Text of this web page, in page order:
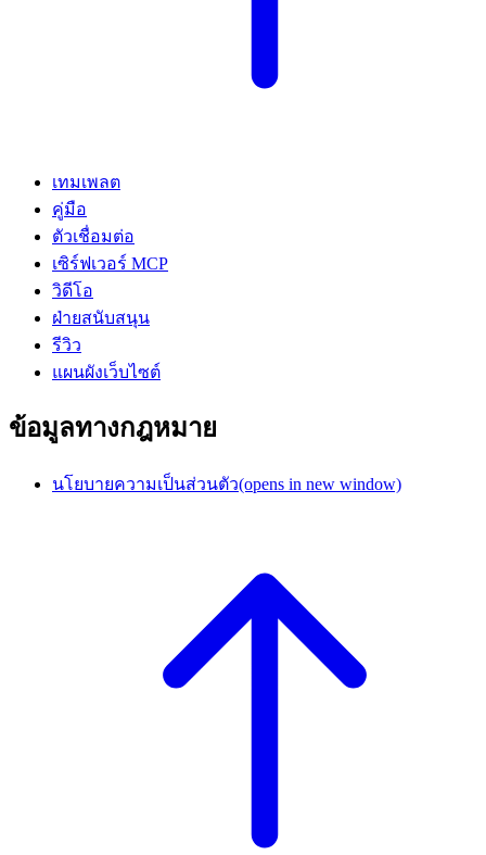
เทมเพลต
คู่มือ
ตัวเชื่อมต่อ
เซิร์ฟเวอร์ MCP
วิดีโอ
ฝ่ายสนับสนุน
รีวิว
แผนผังเว็บไซต์
ข้อมูลทางกฎหมาย
นโยบายความเป็นส่วนตัว(opens in new window)